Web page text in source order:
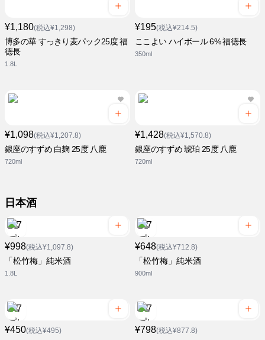
¥1,180(税込¥1,298)
博多の華 すっきり麦パック25度 福
徳長
1.8L
¥195(税込¥214.5)
ここよい ハイボール 6% 福徳長
350ml
¥1,098(税込¥1,207.8)
銀座のすずめ 白麹 25度 八鹿
720ml
¥1,428(税込¥1,570.8)
銀座のすずめ 琥珀 25度 八鹿
720ml
日本酒
¥998(税込¥1,097.8)
「松竹梅」純米酒
1.8L
¥648(税込¥712.8)
「松竹梅」純米酒
900ml
¥450(税込¥495) ¥798(税込¥877.8)